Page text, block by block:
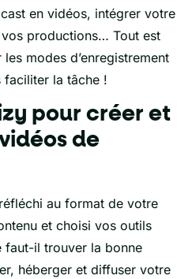
en vidéos, intégrer votre
productions… Tout est
modes d’enregistrement
faciliter la tâche !
pour créer et
de
au format de votre
et choisi vos outils
faut-il trouver la bonne
héberger et diffuser votre